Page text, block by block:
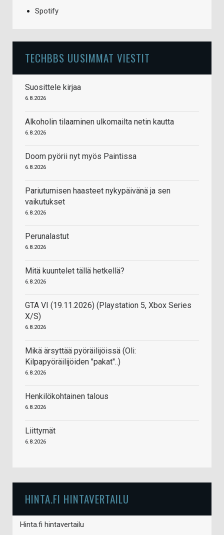
Spotify
TECHBBS UUSIMMAT VIESTIT
Suosittele kirjaa
6.8.2026
Alkoholin tilaaminen ulkomailta netin kautta
6.8.2026
Doom pyörii nyt myös Paintissa
6.8.2026
Pariutumisen haasteet nykypäivänä ja sen
vaikutukset
6.8.2026
Perunalastut
6.8.2026
Mitä kuuntelet tällä hetkellä?
6.8.2026
GTA VI (19.11.2026) (Playstation 5, Xbox Series
X/S)
6.8.2026
Mikä ärsyttää pyöräilijöissä (Oli:
Kilpapyöräilijöiden "pakat"..)
6.8.2026
Henkilökohtainen talous
6.8.2026
Liittymät
6.8.2026
HINTA.FI HINTAVERTAILU
Hinta.fi hintavertailu